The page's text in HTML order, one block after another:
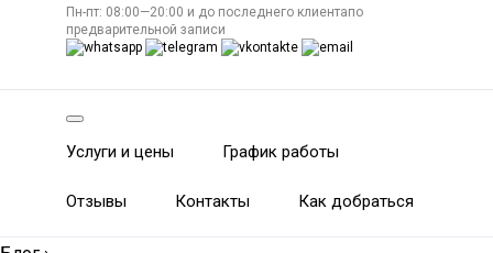
Пн-пт: 08:00—20:00 и до последнего клиентапо
предварительной записи
Услуги и цены График работы
Отзывы Контакты Как добраться